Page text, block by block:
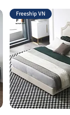
Freeship VN